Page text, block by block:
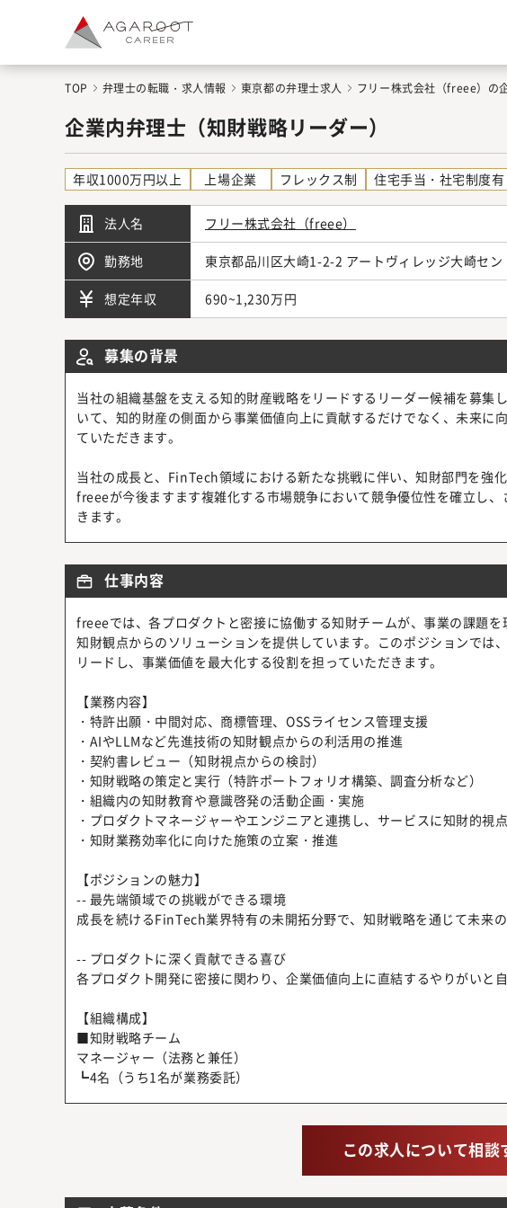
TOP 弁理士の転職・求人情報 東京都の弁理士求人 フリー株式会社（freee）の
企業内弁理士（知財戦略リーダー）
年収1000万円以上 上場企業 フレックス制 住宅手当・社宅制度有
法人名 フリー株式会社（freee）
勤務地 東京都品川区大崎1-2-2 アートヴィレッジ大崎セ
想定年収 690~1,230万円
募集の背景
当社の組織基盤を支える知的財産戦略をリードするリーダー候補を募集
いて、知的財産の側面から事業価値向上に貢献するだけでなく、未来に
ていただきます。
当社の成長と、FinTech領域における新たな挑戦に伴い、知財部門を強
freeeが今後ますます複雑化する市場競争において競争優位性を確立し
きます。
仕事内容
freeeでは、各プロダクトと密接に協働する知財チームが、事業の課題
知財観点からのソリューションを提供しています。このポジションでは
リードし、事業価値を最大化する役割を担っていただきます。
【業務内容】
・特許出願・中間対応、商標管理、OSSライセンス管理支援
・AIやLLMなど先進技術の知財観点からの利活用の推進
・契約書レビュー（知財視点からの検討）
・知財戦略の策定と実行（特許ポートフォリオ構築、調査分析など）
・組織内の知財教育や意識啓発の活動企画・実施
・プロダクトマネージャーやエンジニアと連携し、サービスに知財的視
・知財業務効率化に向けた施策の立案・推進
【ポジションの魅力】
-- 最先端領域での挑戦ができる環境
成長を続けるFinTech業界特有の未開拓分野で、知財戦略を通じて未来
-- プロダクトに深く貢献できる喜び
各プロダクト開発に密接に関わり、企業価値向上に直結するやりがいと
【組織構成】
■知財戦略チーム
マネージャー（法務と兼任）
┗4名（うち1名が業務委託）
この求人について相談